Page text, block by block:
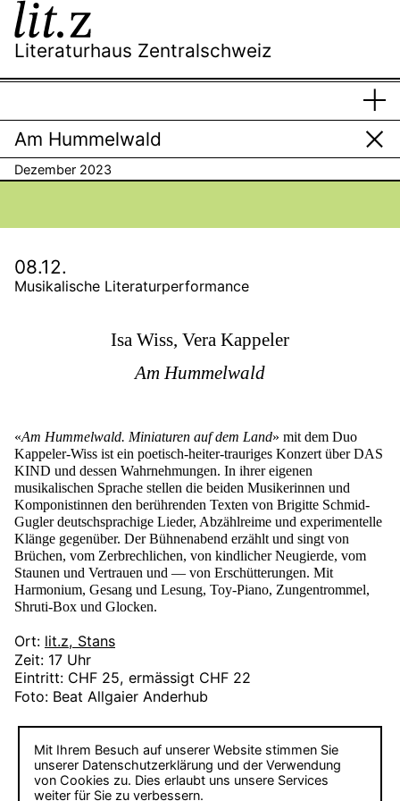
Literaturhaus Zentralschweiz
Am Hummelwald
Dezember 2023
08.12.
Musikalische Literaturperformance
Isa Wiss, Vera Kappeler
Am Hummelwald
«Am Hummelwald. Miniaturen auf dem Land» mit dem Duo
Kappeler-Wiss ist ein poetisch-heiter-trauriges Konzert über DAS
KIND und dessen Wahrnehmungen. In ihrer eigenen
musikalischen Sprache stellen die beiden Musikerinnen und
Komponistinnen den berührenden Texten von Brigitte Schmid-
Gugler deutschsprachige Lieder, Abzählreime und experimentelle
Klänge gegenüber. Der Bühnenabend erzählt und singt von
Brüchen, vom Zerbrechlichen, von kindlicher Neugierde, vom
Staunen und Vertrauen und — von Erschütterungen. Mit
Harmonium, Gesang und Lesung, Toy-Piano, Zungentrommel,
Shruti-Box und Glocken.
Ort: lit.z, Stans
Zeit: 17 Uhr
Eintritt: CHF 25, ermässigt CHF 22
Foto: Beat Allgaier Anderhub
Tickets reservieren
Mit Ihrem Besuch auf unserer Website stimmen Sie
unserer Datenschutzerklärung und der Verwendung
von Cookies zu. Dies erlaubt uns unsere Services
weiter für Sie zu verbessern.